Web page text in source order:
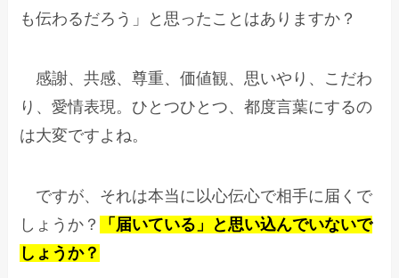
も伝わるだろう」と思ったことはありますか？
感謝、共感、尊重、価値観、思いやり、こだわ
り、愛情表現。ひとつひとつ、都度言葉にするの
は大変ですよね。
ですが、それは本当に以心伝心で相手に届くで
しょうか？
「届いている」と思い込んでいないで
しょうか？